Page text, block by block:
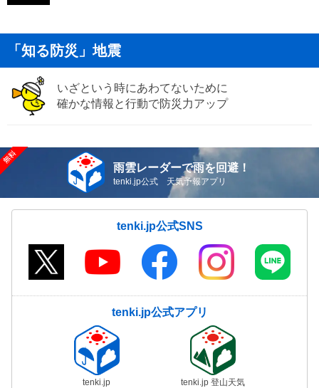
「知る防災」地震
いざという時にあわてないために
確かな情報と行動で防災力アップ
雨雲レーダーで雨を回避！
tenki.jp公式 天気予報アプリ
tenki.jp公式SNS
tenki.jp公式アプリ
tenki.jp tenki.jp 登山天気